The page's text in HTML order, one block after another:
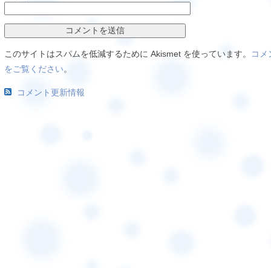
このサイトはスパムを低減するために Akismet を使っています。
コメ
をご覧ください。
コメント更新情報